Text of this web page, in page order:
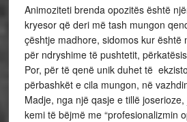
Animoziteti brenda opozitës është
kryesor që deri më tash mungon
çështje madhore, sidomos kur është
për ndryshime të pushtetit,
Por, për të qenë unik duhet të
përbashkët e cila mungon, në
Madje, nga një qasje e tillë
kemi të bëjmë me “profesionalizmin